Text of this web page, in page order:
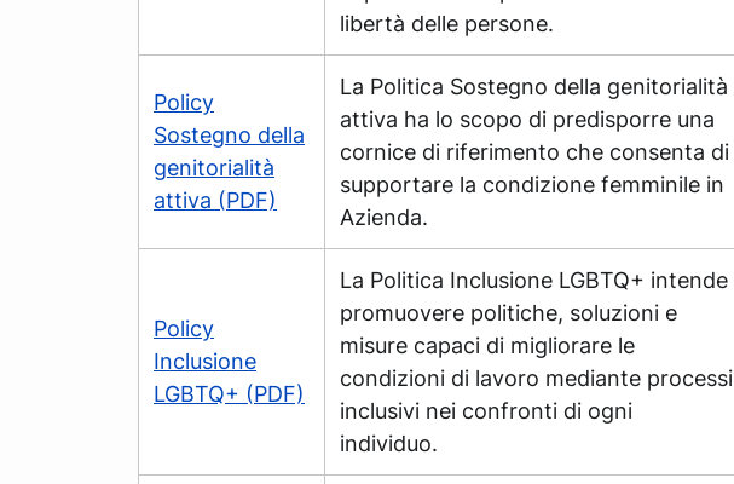
libertà delle persone.
Policy
Sostegno della
genitorialità
attiva (PDF)
La Politica Sostegno della genitorialità
attiva ha lo scopo di predisporre una
cornice di riferimento che consenta di
supportare la condizione femminile in
Azienda.
Policy
Inclusione
LGBTQ+ (PDF)
La Politica Inclusione LGBTQ+ intende
promuovere politiche, soluzioni e
misure capaci di migliorare le
condizioni di lavoro mediante processi
inclusivi nei confronti di ogni
individuo.